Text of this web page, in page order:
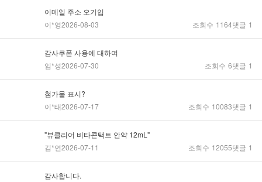
이메일 주소 오기입
이*영2026-08-03 조회수 1164댓글 1
감사쿠폰 사용에 대하여
임*성2026-07-30 조회수 6댓글 1
첨가물 표시?
이*태2026-07-17 조회수 10083댓글 1
"뷰클리어 비타콘택트 안약 12mL"
김*연2026-07-11 조회수 12055댓글 1
감사합니다.